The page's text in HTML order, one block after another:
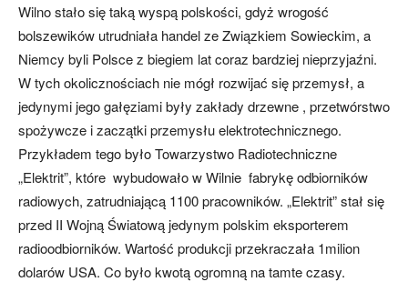
Wilno stało się taką wyspą polskości, gdyż wrogość
bolszewików utrudniała handel ze Związkiem Sowieckim, a
Niemcy byli Polsce z biegiem lat coraz bardziej nieprzyjaźni.
W tych okolicznościach nie mógł rozwijać się przemysł, a
jedynymi jego gałęziami były zakłady drzewne , przetwórstwo
spożywcze i zaczątki przemysłu elektrotechnicznego.
Przykładem tego było Towarzystwo Radiotechniczne
„Elektrit”, które wybudowało w Wilnie fabrykę odbiorników
radiowych, zatrudniającą 1100 pracowników. „Elektrit” stał się
przed II Wojną Światową jedynym polskim eksporterem
radioodbiorników. Wartość produkcji przekraczała 1milion
dolarów USA. Co było kwotą ogromną na tamte czasy.